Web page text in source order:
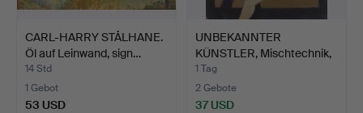
CARL-HARRY STÅLHANE.
Öl auf Leinwand, sign…
14 Std
1 Gebot
53 USD
UNBEKANNTER
KÜNSTLER, Mischtechnik,
Collag…
1 Tag
2 Gebote
37 USD